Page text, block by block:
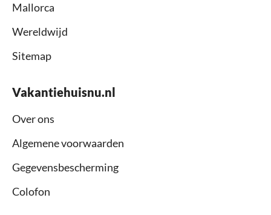
Mallorca
Wereldwijd
Sitemap
Vakantiehuisnu.nl
Over ons
Algemene voorwaarden
Gegevensbescherming
Colofon